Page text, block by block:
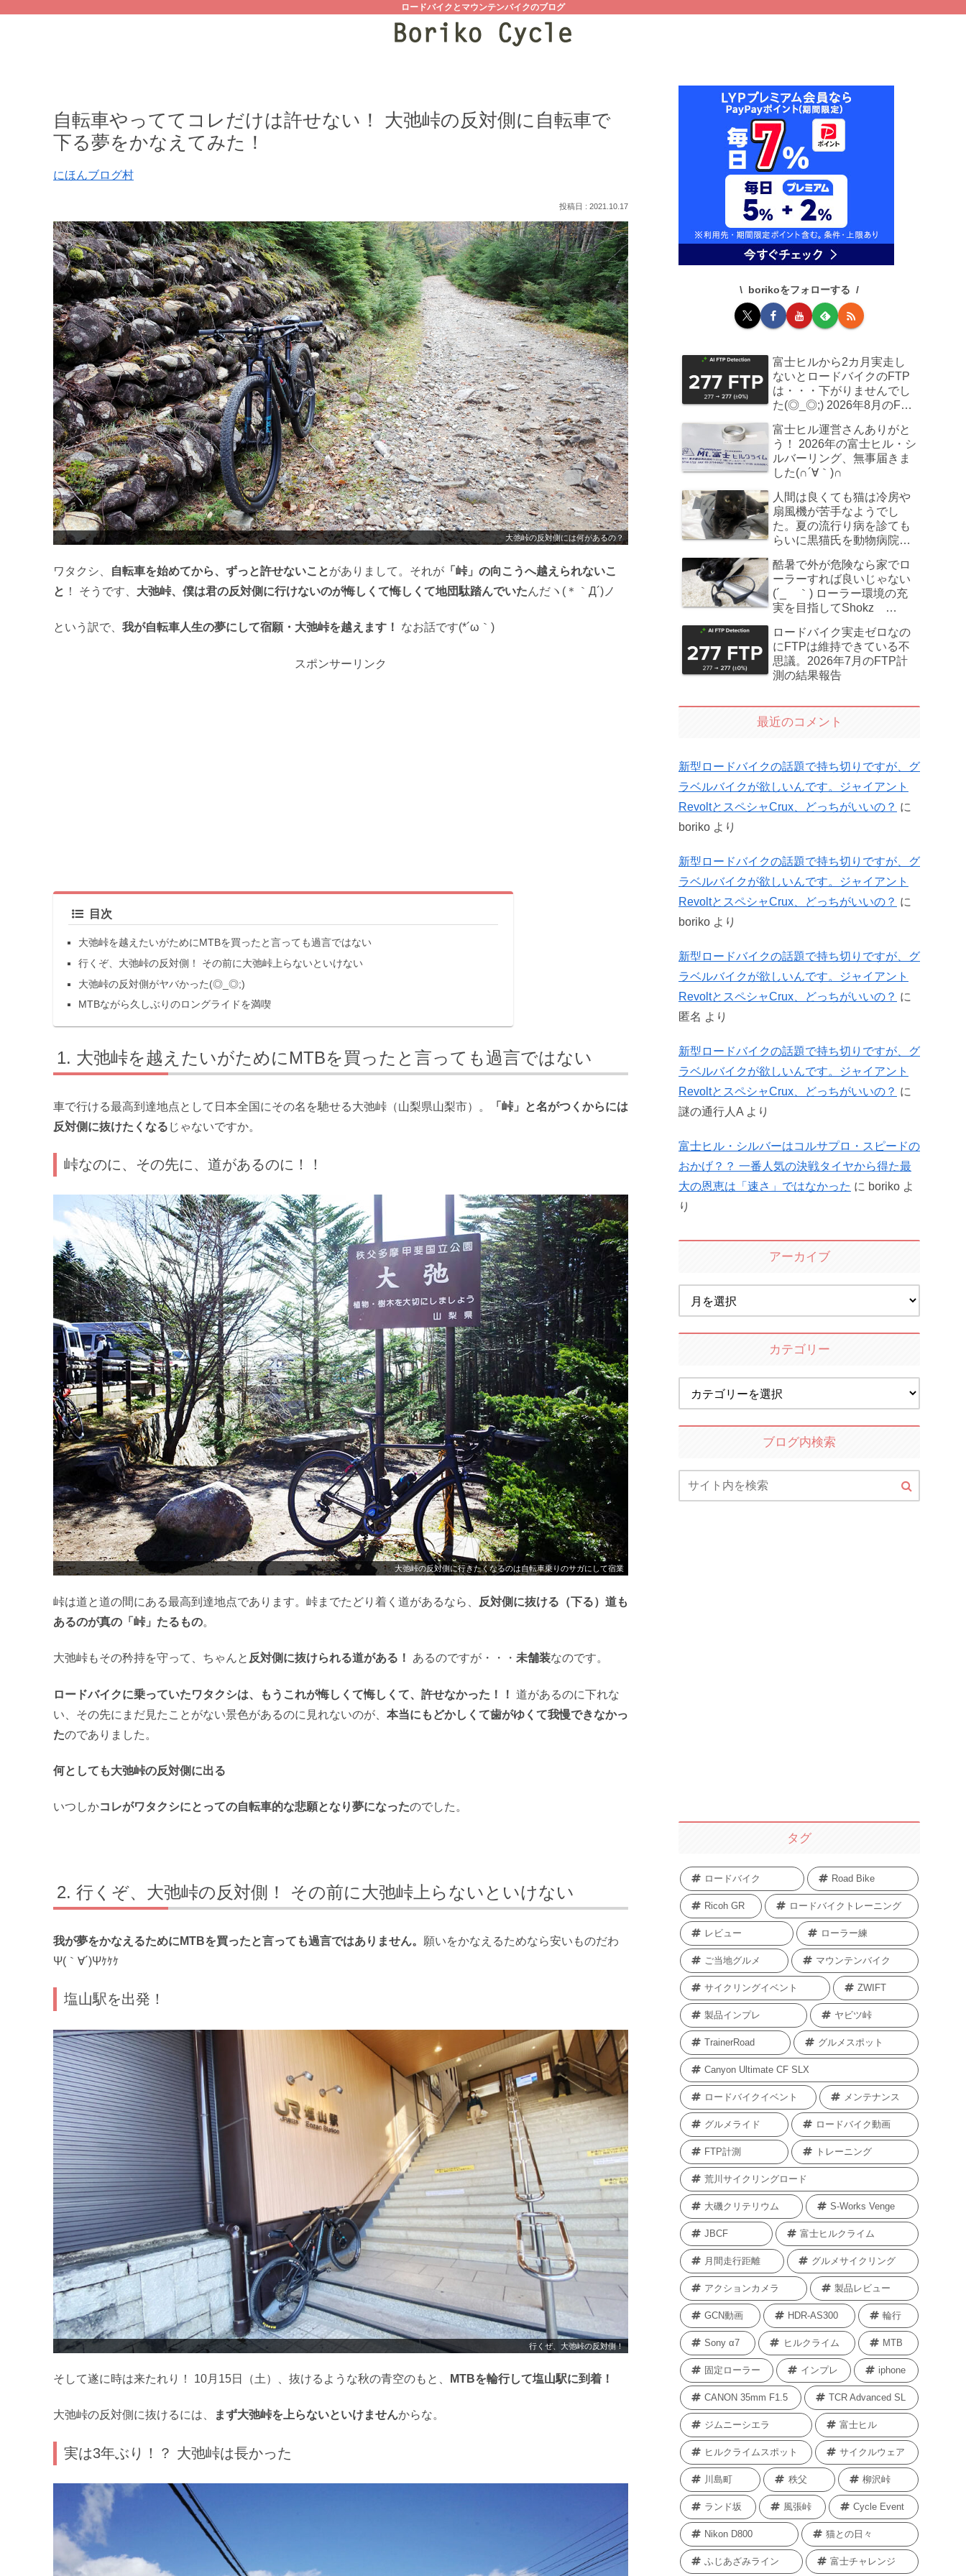
ロードバイクとマウンテンバイクのブログ
自転車やっててコレだけは許せない！ 大弛峠の反対側に自転車で
下る夢をかなえてみた！
にほんブログ村
2021.10.17
大弛峠の反対側には何があるの？
ワタクシ、 自転車を始めてから、ずっと許せないことがありまして。それが 「峠」の向こうへ越えられないこ
と ！ そうです、 大弛峠、僕は君の反対側に行けないのが悔しくて悔しくて地団駄踏んでいたんだヽ(＊｀Д´)ノ
という訳で、 我が自転車人生の夢にして宿願・大弛峠を越えます！ なお話です(*´ω｀)
スポンサーリンク
目次
大弛峠を越えたいがためにMTBを買ったと言っても過言ではない
行くぞ、大弛峠の反対側！ その前に大弛峠上らないといけない
大弛峠の反対側がヤバかった(◎_◎;)
MTBながら久しぶりのロングライドを満喫
大弛峠を越えたいがためにMTBを買ったと言っても過言ではない
車で行ける最高到達地点として日本全国にその名を馳せる大弛峠（山梨県山梨市）。
「峠」と名がつくからには
反対側に抜けたくなる じゃないですか。
峠なのに、その先に、道があるのに！！
大弛峠の反対側に行きたくなるのは自転車乗りのサガにして宿業
峠は道と道の間にある最高到達地点であります。峠までたどり着く道があるなら、
反対側に抜ける（下る）道も
あるのが真の「峠」たるもの。
大弛峠もその矜持を守って、ちゃんと 反対側に抜けられる道がある！ あるのですが・・・ 未舗装なのです。
ロードバイクに乗っていたワタクシは、もうこれが悔しくて悔しくて、許せなかった！！ 道があるのに下れな
い、その先にまだ見たことがない景色があるのに見れないのが、 本当にもどかしくて歯がゆくて我慢できなかっ
たのでありました。
何としても大弛峠の反対側に出る
いつしかコレがワタクシにとっての自転車的な悲願となり夢になったのでした。
行くぞ、大弛峠の反対側！ その前に大弛峠上らないといけない
我が夢をかなえるためにMTBを買ったと言っても過言ではありません。 願いをかなえるためなら安いものだわ
Ψ(｀∀´)Ψｹｹｹ
塩山駅を出発！
行くぜ、大弛峠の反対側！
そして遂に時は来たれり！ 10月15日（土）、抜けるような秋の青空のもと、 MTBを輪行して塩山駅に到着！
大弛峠の反対側に抜けるには、 まず大弛峠を上らないといけませんからな。
実は3年ぶり！？ 大弛峠は長かった
borikoをフォローする
富士ヒルから2カ月実走し
ないとロードバイクのFTP
は・・・下がりませんでし
た(◎_◎;) 2026年8月のFTP
富士ヒル運営さんありがと
う！ 2026年の富士ヒル・シ
ルバーリング、無事届きま
した(∩´∀｀)∩
人間は良くても猫は冷房や
扇風機が苦手なようでし
た。夏の流行り病を診ても
らいに黒猫氏を動物病院へ
酷暑で外が危険なら家でロ
ーラーすれば良いじゃない
(´_ゝ｀) ローラー環境の充
実を目指してShokz
た
ロードバイク実走ゼロなの
にFTPは維持できている不
思議。2026年7月のFTP計
測の結果報告
最近のコメント
新型ロードバイクの話題で持ち切りですが、グ
ラベルバイクが欲しいんです。ジャイアント
RevoltとスペシャCrux、どっちがいいの？ に
boriko より
新型ロードバイクの話題で持ち切りですが、グ
ラベルバイクが欲しいんです。ジャイアント
RevoltとスペシャCrux、どっちがいいの？ に
boriko より
新型ロードバイクの話題で持ち切りですが、グ
ラベルバイクが欲しいんです。ジャイアント
RevoltとスペシャCrux、どっちがいいの？ に
匿名 より
新型ロードバイクの話題で持ち切りですが、グ
ラベルバイクが欲しいんです。ジャイアント
RevoltとスペシャCrux、どっちがいいの？ に
謎の通行人A より
富士ヒル・シルバーはコルサプロ・スピードの
おかげ？？ 一番人気の決戦タイヤから得た最
大の恩恵は「速さ」ではなかった に boriko よ
り
アーカイブ
カテゴリー
ブログ内検索
タグ
ロードバイク Road Bike
Ricoh GR ロードバイクトレーニング
レビュー ローラー練
ご当地グルメ マウンテンバイク
サイクリングイベント ZWIFT
製品インプレ ヤビツ峠
TrainerRoad グルメスポット
Canyon Ultimate CF SLX
ロードバイクイベント メンテナンス
グルメライド ロードバイク動画
FTP計測 トレーニング
荒川サイクリングロード
大磯クリテリウム S-Works Venge
JBCF 富士ヒルクライム
月間走行距離 グルメサイクリング
アクションカメラ 製品レビュー
GCN動画 HDR-AS300 輪行
Sony α7 ヒルクライム MTB
固定ローラー インプレ iphone
CANON 35mm F1.5 TCR Advanced SL
ジムニーシエラ 富士ヒル
ヒルクライムスポット サイクルウェア
川島町 秩父 柳沢峠
ランド坂 風張峠 Cycle Event
Nikon D800 猫との日々
ふじあざみライン 富士チャレンジ